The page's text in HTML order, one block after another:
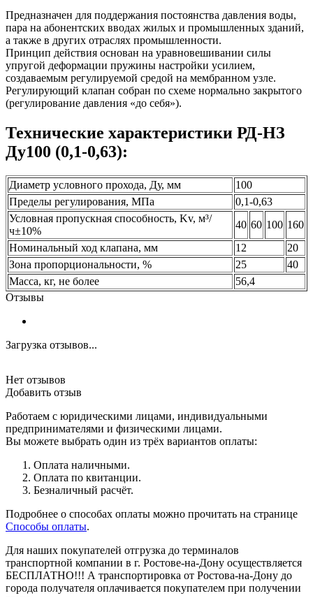
Предназначен для поддержания постоянства давления воды,
пара на абонентских вводах жилых и промышленных зданий,
а также в других отраслях промышленности.
Принцип действия основан на уравновешивании силы
упругой деформации пружины настройки усилием,
создаваемым регулируемой средой на мембранном узле.
Регулирующий клапан собран по схеме нормально закрытого
(регулирование давления «до себя»).
Технические характеристики РД-НЗ
Ду100 (0,1-0,63):
Диаметр условного прохода, Ду, мм
100
Пределы регулирования, МПа
0,1-0,63
Условная пропускная способность, Kv, м³/
ч±10%
40 60 100 160
Номинальный ход клапана, мм
12
20
Зона пропорциональности, %
25
40
Масса, кг, не более
56,4
Отзывы
Загрузка отзывов...
Нет отзывов
Добавить отзыв
Работаем с юридическими лицами, индивидуальными
предпринимателями и физическими лицами.
Вы можете выбрать один из трёх вариантов оплаты:
Оплата наличными.
Оплата по квитанции.
Безналичный расчёт.
Подробнее о способах оплаты можно прочитать на странице
Способы оплаты.
Для наших покупателей отгрузка до терминалов
транспортной компании в г. Ростове-на-Дону осуществляется
БЕСПЛАТНО!!! А транспортировка от Ростова-на-Дону до
города получателя оплачивается покупателем при получении